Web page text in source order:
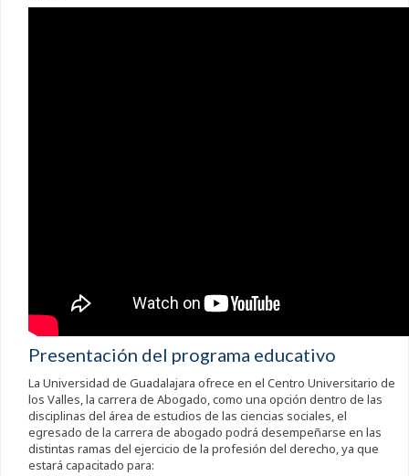
Presentación del programa educativo
La Universidad de Guadalajara ofrece en el Centro Universitario de
los Valles, la carrera de Abogado, como una opción dentro de las
disciplinas del área de estudios de las ciencias sociales, el
egresado de la carrera de abogado podrá desempeñarse en las
distintas ramas del ejercicio de la profesión del derecho, ya que
estará capacitado para: